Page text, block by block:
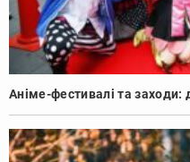
Аніме-фестивалі та заходи: